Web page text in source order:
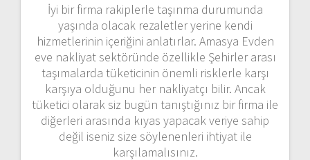
İyi bir firma rakiplerle taşınma durumunda
yaşında olacak rezaletler yerine kendi
hizmetlerinin içeriğini anlatırlar. Amasya Evden
eve nakliyat sektöründe özellikle Şehirler arası
taşımalarda tüketicinin önemli risklerle karşı
karşıya olduğunu her nakliyatçı bilir. Ancak
tüketici olarak siz bugün tanıştığınız bir firma ile
diğerleri arasında kıyas yapacak veriye sahip
değil iseniz size söylenenleri ihtiyat ile
karşılamalısınız.